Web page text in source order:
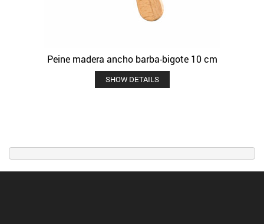
Peine madera ancho barba-bigote 10 cm
SHOW DETAILS